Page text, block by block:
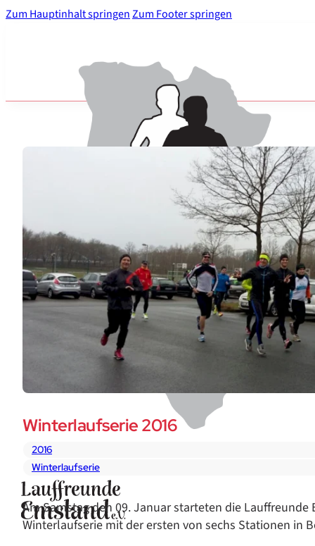
Zum Hauptinhalt springenZum Footer springen
Winterlaufserie 2016
2016
Winterlaufserie
Am Samstag den 09. Januar starteten die
Winterlaufserie mit der ersten von sechs Stationen in